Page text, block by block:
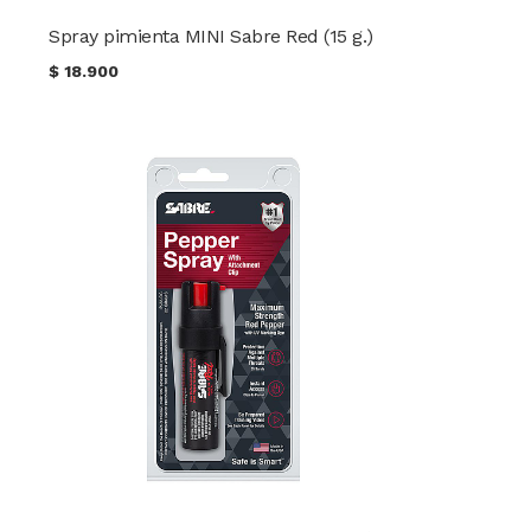
Spray pimienta MINI Sabre Red (15 g.)
$18.900